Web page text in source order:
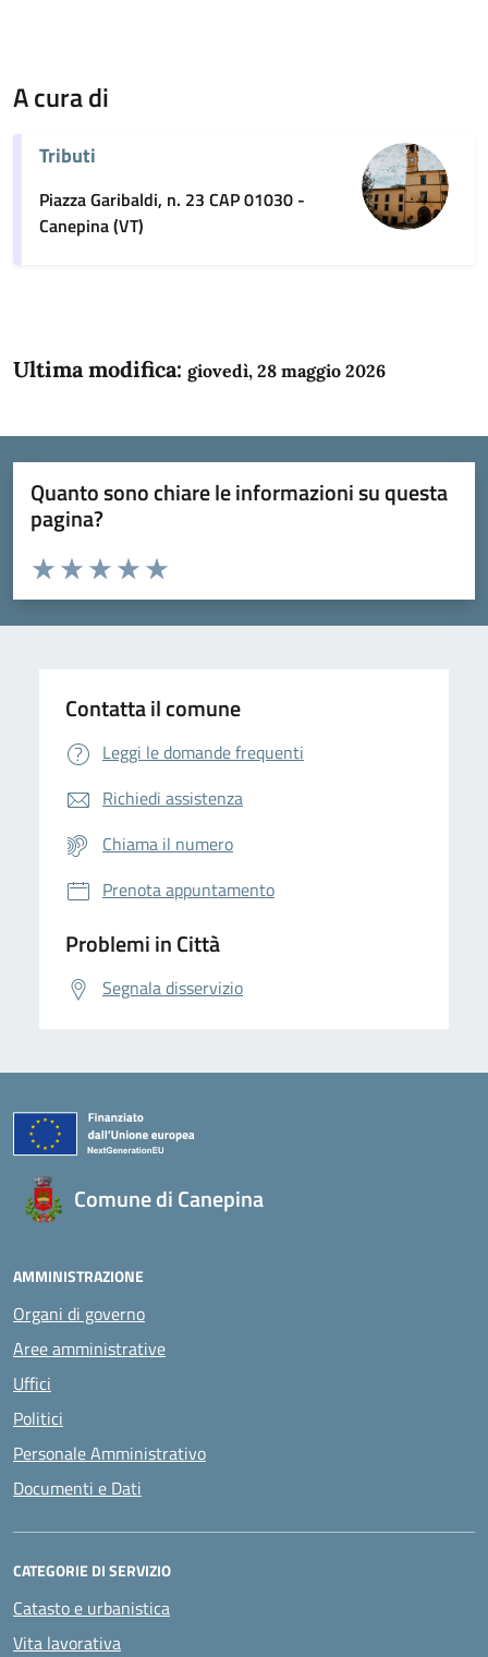
A cura di
Tributi
Piazza Garibaldi, n. 23 CAP 01030 -
Canepina (VT)
Ultima modifica: giovedì, 28 maggio 2026
Quanto sono chiare le informazioni su questa
pagina?
Domanda
Valuta da 1 a 5 stelle la pagina
Valuta 5 stelle su 5
Valuta 4 stelle su 5
Valuta 3 stelle su 5
Valuta 2 stelle su 5
Valuta 1 stelle su 5
Contatta il comune
Leggi le domande frequenti
Richiedi assistenza
Chiama il numero
Prenota appuntamento
Problemi in Città
Segnala disservizio
Comune di Canepina
AMMINISTRAZIONE
Organi di governo
Aree amministrative
Uffici
Politici
Personale Amministrativo
Documenti e Dati
CATEGORIE DI SERVIZIO
Catasto e urbanistica
Vita lavorativa